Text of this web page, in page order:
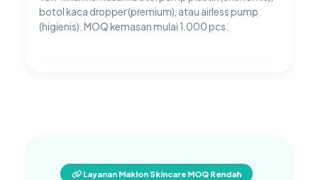
botol kaca dropper (premium), atau airless pump
(higienis). MOQ kemasan mulai 1.000 pcs.
Layanan Maklon Skincare MOQ Rendah